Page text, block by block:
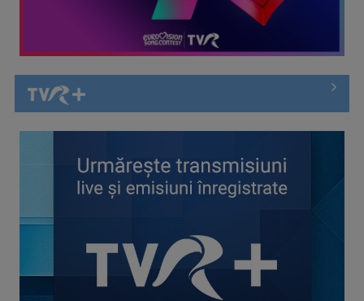
îndrăznim: „4,3,2,1… ...